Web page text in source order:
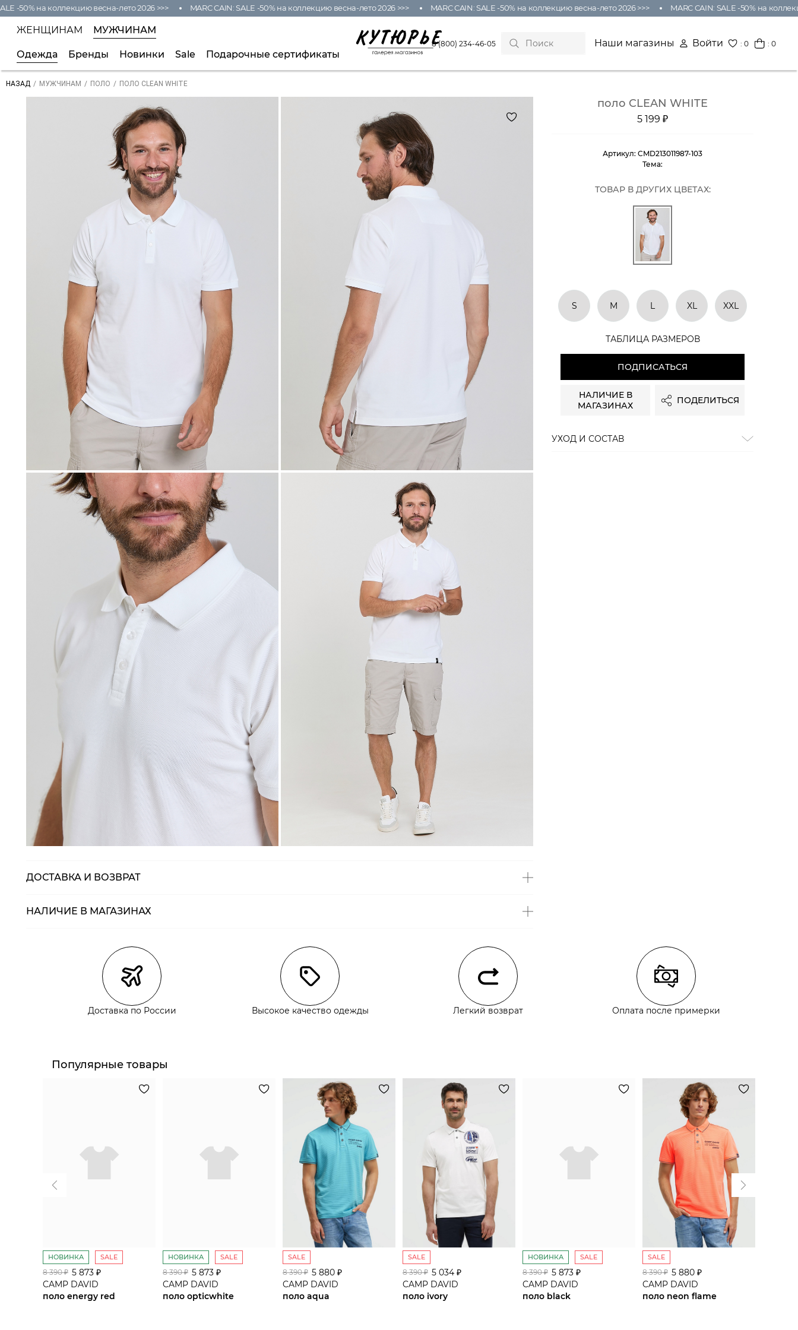
-50% на коллекцию весна-лето 2026 >>> MARC CAIN: SALE -50% на коллекцию весна-лето 2026 >>> MARC CAIN: SALE -50% на коллекцию весна-лето 2026 >>> MARC CAIN: SALE -50% на
ЖЕНЩИНАМ МУЖЧИНАМ
Одежда Бренды Новинки Sale Подарочные сертификаты
8 (800) 234-46-05 Наши магазины Войти :0 : 0
НАЗАД / МУЖЧИНАМ / ПОЛО / ПОЛО CLEAN WHITE
ДОСТАВКА И ВОЗВРАТ
Курьерская доставка СДЭК
Самовывоз из пункта выдачи СДЭК
Самовывоз из наших магазинов
сайте СДЭК
НАЛИЧИЕ В МАГАЗИНАХ
поло CLEAN WHITE
5 199 ₽
Артикул:CMD213011987-103
Тема:
ТОВАР В ДРУГИХ ЦВЕТАХ:
S M L XL XXL
ТАБЛИЦА РАЗМЕРОВ
ПОДПИСАТЬСЯ
НАЛИЧИЕ В
МАГАЗИНАХ
ПОДЕЛИТЬСЯ
УХОД И СОСТАВ
Доставка по России Высокое качество одежды Легкий возврат Оплата после примерки
Популярные товары
НОВИНКА SALE
8 390 ₽ 5 873 ₽
CAMP DAVID
поло energy red
НОВИНКА SALE
8 390 ₽ 5 873 ₽
CAMP DAVID
поло opticwhite
SALE
8 390 ₽ 5 880 ₽
CAMP DAVID
поло aqua
SALE
8 390 ₽ 5 034 ₽
CAMP DAVID
поло ivory
НОВИНКА SALE
8 390 ₽ 5 873 ₽
CAMP DAVID
поло black
SALE
8 390 ₽ 5 880 ₽
CAMP DAVID
поло neon flame